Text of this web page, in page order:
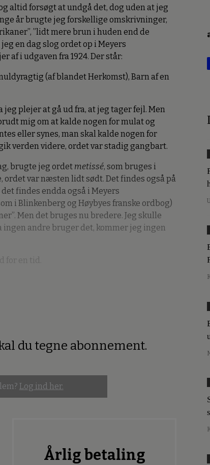
altid forsøgt at undgå det, dog uden at jeg
år brugte jeg forskellige omskrivninger,
”lidt mere brun i huden end de
en dag slog ordet op i Meyers
af i udgaven fra 1924. Der står:
(af blandet Herkomst), Barn af en
plejer at gå ud fra, at jeg tager fejl. Men
mig om at kalde nogen for mulat og
eller synes, man skal kalde nogen for
verden videre, ordet var stadig gangbart.
brugte jeg ordet metissé, som bruges i
var næsten lidt sødt. Det findes også på
findes endda også i Meyers
i Blinkenberg og Høybyes franske ordbog)
Men det bruges nu bredere. Jeg skulle
ingen andre bruger det, kommer jeg ingen
for en tid.
du tegne abonnement.
Log ind her.
Årlig betaling